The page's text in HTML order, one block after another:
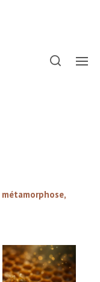
métamorphose,